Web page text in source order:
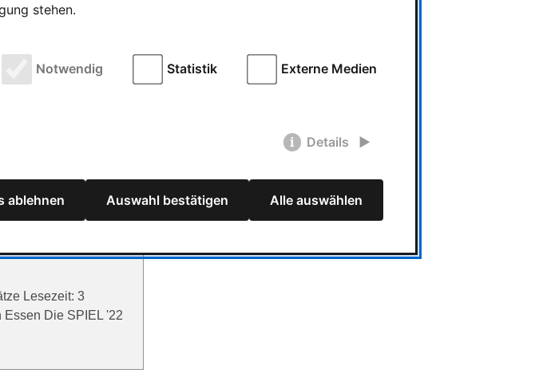
Jahr bricht die
Lesezeit: 3
Essen Die SPIEL '22
stehen.
Notwendig Statistik Externe Medien
Details
ablehnen Auswahl bestätigen Alle auswählen